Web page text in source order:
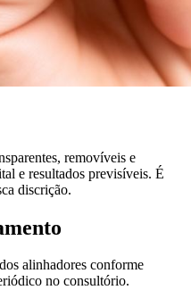
removíveis e
e resultados previsíveis. É
discrição.
alinhadores conforme
no consultório.